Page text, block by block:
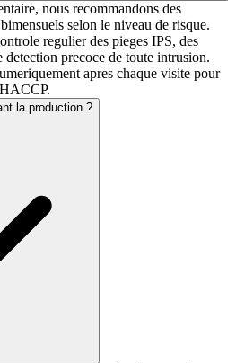
nous recommandons des
selon le niveau de risque.
regulier des pieges IPS, des
detection precoce de toute intrusion.
apres chaque visite pour
la production ?